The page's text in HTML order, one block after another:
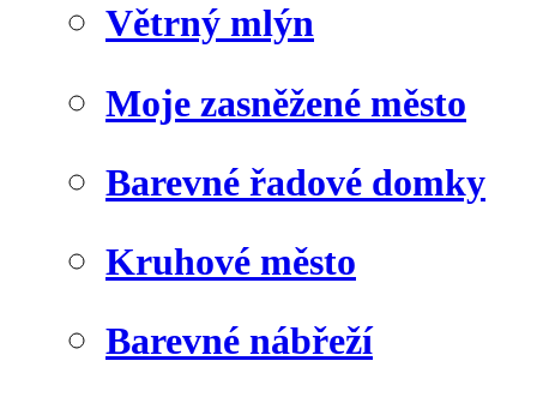
Větrný mlýn
Moje zasněžené město
Barevné řadové domky
Kruhové město
Barevné nábřeží